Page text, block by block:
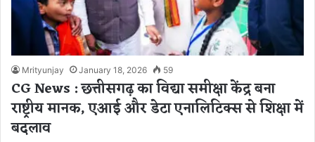
Mrityunjay January 18, 2026 59
CG News : छत्तीसगढ़ का विद्या समीक्षा केंद्र बना
राष्ट्रीय मानक, एआई और डेटा एनालिटिक्स से शिक्षा में
बदलाव